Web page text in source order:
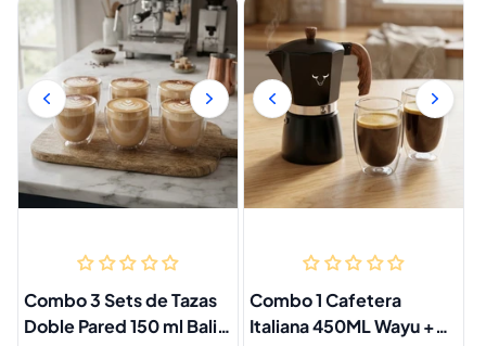
Combo 3 Sets de Tazas
Doble Pared 150 ml Bali
Combo 1 Cafetera
Italiana 450ML Wayu +